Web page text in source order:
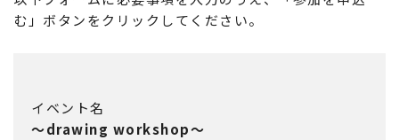
む」ボタンをクリックしてください。
イベント名
～drawing workshop～